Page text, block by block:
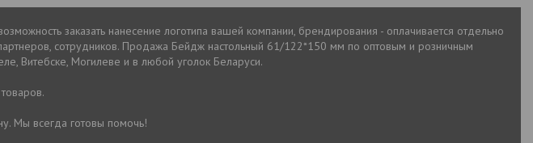
заказать нанесение логотипа вашей компании, брендирования - оплачивается отдельно
сотрудников. Продажа Бейдж настольный 61/122*150 мм по оптовым и розничным
Витебске, Могилеве и в любой уголок Беларуси.
Мы всегда готовы помочь!